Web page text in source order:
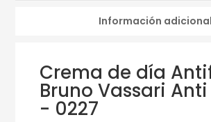
Información adicional
Crema de día
Bruno Vassari Anti
- 0227